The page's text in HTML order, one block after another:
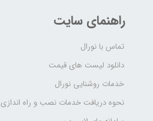
راهنمای سایت
تماس با نورال
دانلود لیست های قیمت
خدمات روشنایی نورال
نحوه دریافت خدمات نصب و راه اندازی